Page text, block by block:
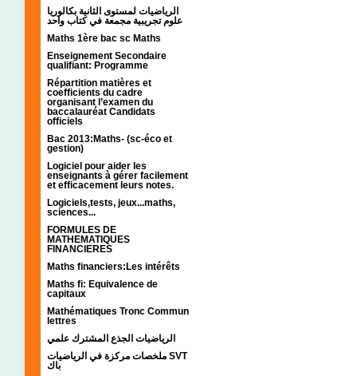
الرياضيات لمستوى الثانية بكالوريا
علوم تجريبية مجمعة في كتاب واحد
Maths 1ère bac sc Maths
Enseignement Secondaire
qualifiant: Programme
Répartition matières et
coefficients du cadre
organisant l’examen du
baccalauréat Candidats
officiels
Bac 2013:Maths- (sc-éco et
gestion)
Logiciel pour aider les
enseignants à gérer facilement
et efficacement leurs notes.
Logiciels,tests, jeux...maths,
sciences...
FORMULES DE
MATHEMATIQUES
FINANCIERES
Maths financiers:Les intérêts
Maths fi: Equivalence de
capitaux
Mathématiques Tronc Commun
lettres
الرياضيات الجذع المشترك علمي
ملخصات مركزة في الرياضيات SVT
باك